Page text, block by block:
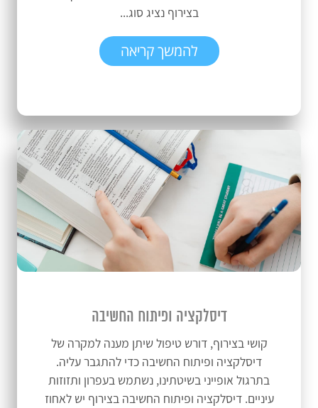
בצירוף נציג סוג...
להמשך קריאה
דיסלקציה ופיתוח החשיבה
קושי בצירוף, דורש טיפול שיתן מענה למקרה של
דיסלקציה ופיתוח החשיבה כדי להתגבר עליה.
בתרגול אופייני בשיטתינו, נשתמש בעפרון ותזוזות
עיניים. דיסלקציה ופיתוח החשיבה בצירוף יש לאחוז